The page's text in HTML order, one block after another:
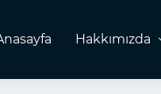
Hakkımızda